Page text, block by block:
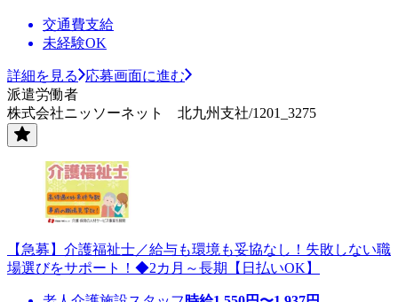
交通費支給
未経験OK
詳細を見る
応募画面に進む
派遣労働者
株式会社ニッソーネット 北九州支社/1201_3275
【急募】介護福祉士／給与も環境も妥協なし！失敗しない職
場選びをサポート！◆2カ月～長期【日払いOK】